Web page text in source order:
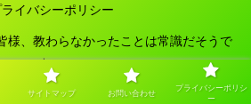
ライバシーポリシー
、教わらなかったことは常識だそうで
す。.
サイトマップ お問い合わせ
プライバシーポリシ
ー